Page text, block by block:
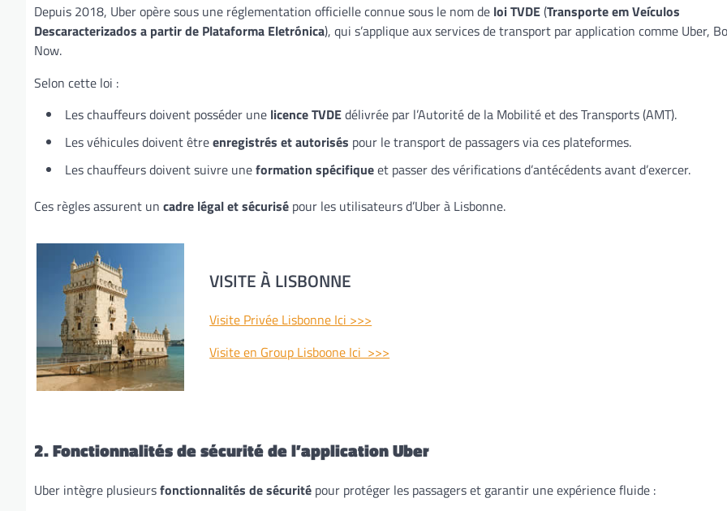
Depuis 2018, Uber opère sous une réglementation officielle connue sous le nom de loi TVDE(Transporte em Veículos
Descaracterizados a partir de Plataforma Eletrónica), qui s’applique aux services de transport par application comme Uber,
Now.
Selon cette loi :
Les chauffeurs doivent posséder une licence TVDEdélivrée par l’Autorité de la Mobilité et des Transports (AMT).
Les véhicules doivent êtreenregistrés et autorisés pour le transport de passagers via ces plateformes.
Les chauffeurs doivent suivre uneformation spécifiqueet passer des vérifications d’antécédents avant d’exercer.
Ces règles assurent un cadre légal et sécurisé pour les utilisateurs d’Uber à Lisbonne.
VISITE À LISBONNE
Visite Privée Lisbonne Ici >>>
Visite en Group Lisboone Ici >>>
2. Fonctionnalités de sécurité de l’application Uber
Uber intègre plusieursfonctionnalités de sécurité pour protéger les passagers et garantir une expérience fluide :